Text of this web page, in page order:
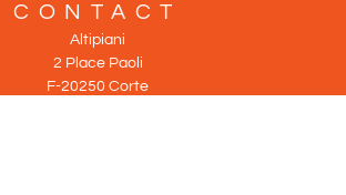
CONTACT
Altipiani
2 Place Paoli
F-20250 Corte